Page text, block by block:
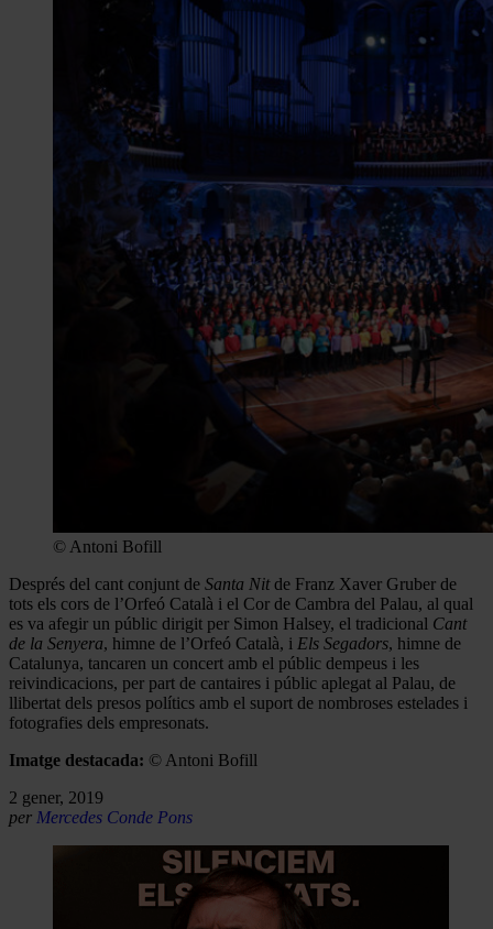
© Antoni Bofill
Després del cant conjunt de Santa Nitde Franz Xaver Gruber de
tots els cors de l’Orfeó Català i el Cor de Cambra del Palau, al qual
es va afegir un públic dirigit per Simon Halsey, el tradicional Cant
de la Senyera, himne de l’Orfeó Català, i Els Segadors, himne de
Catalunya, tancaren un concert amb el públic dempeus i les
reivindicacions, per part de cantaires i públic aplegat al Palau, de
llibertat dels presos polítics amb el suport de nombroses estelades i
fotografies dels empresonats.
Imatge destacada: © Antoni Bofill
2 gener, 2019
per Mercedes Conde Pons